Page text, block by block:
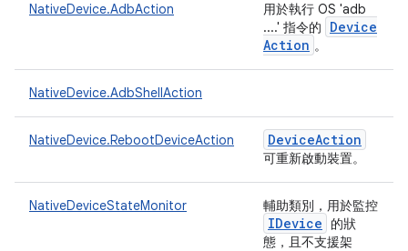
NativeDevice.AdbAction
用於執行 OS 'adb
....' 指令的
Device
Action 。
NativeDevice.AdbShellAction
NativeDevice.RebootDeviceAction DeviceAction
可重新啟動裝置。
NativeDeviceStateMonitor 輔助類別，用於監控
IDevice
的狀
態，且不支援架